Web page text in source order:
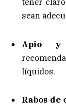
sean
Apio y
líquidos.
Rabos de